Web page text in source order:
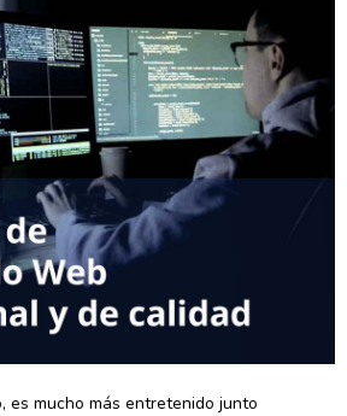
es mucho más entretenido junto